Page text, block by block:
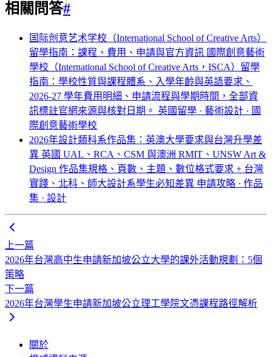
相關問答#
国际创意艺术学校（International School of Creative Arts）
留學指南：課程、費用、申請與官方資訊 國際創意藝術
學校（International School of Creative Arts，ISCA）留學
指南：學校性質與課程體系、入學年齡與英語要求、
2026-27 學年費用明細、申請流程與學期時間，全部資
訊標註官網來源與核對日期。 英國留學 · 藝術設計 · 國
際創意藝術學校
2026年設計類科系作品集：英澳大學要求與台灣升學差
異 英國 UAL、RCA、CSM 與澳洲 RMIT、UNSW Art &
Design 作品集規格、頁數、主題、數位格式要求 + 台灣
實踐、北科、師大設計系學生必知差異 申請攻略 · 作品
集 · 設計
上一篇
2026年台灣高中生申請新加坡公立大學的課外活動規劃：5個
策略
下一篇
2026年台灣學生申請新加坡公立理工學院文憑課程路徑解析
關於